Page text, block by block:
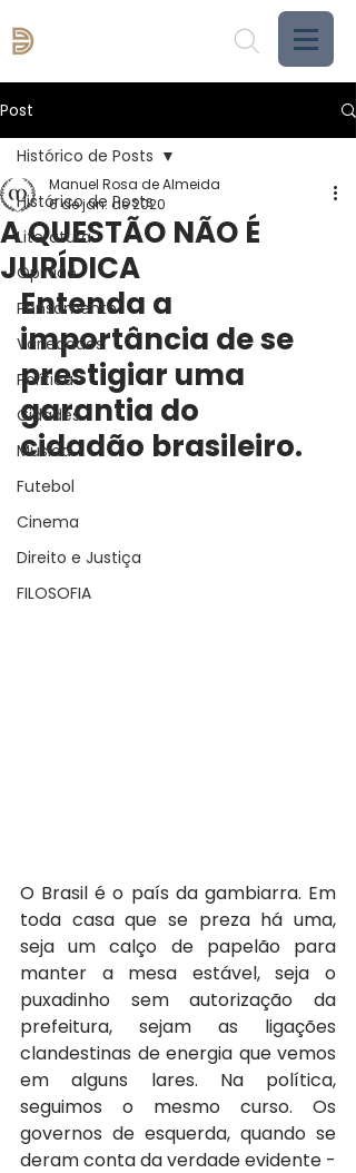
Post
Histórico de Posts
Literatura
Opinião
Pensamento
Variedades
Política
Cidades
Música
Futebol
Cinema
Direito e Justiça
FILOSOFIA
Histórico de Posts
A QUESTÃO NÃO É
JURÍDICA
Manuel Rosa de Almeida
6 de jan. de 2020
Entenda a
importância de se
prestigiar uma
garantia do
cidadão brasileiro.
O Brasil é o país da gambiarra. Em
toda casa que se preza há uma,
seja um calço de papelão para
manter a mesa estável, seja o
puxadinho sem autorização da
prefeitura, sejam as ligações
clandestinas de energia que vemos
em alguns lares. Na política,
seguimos o mesmo curso. Os
governos de esquerda, quando se